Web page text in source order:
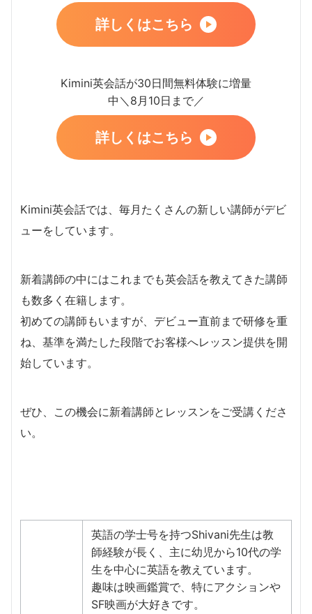
詳しくはこちら
Kimini英会話が30日間無料体験に増量
中＼8月10日まで／
詳しくはこちら
Kimini英会話では、毎月たくさんの新しい講師がデビ
ューをしています。
新着講師の中にはこれまでも英会話を教えてきた講師
も数多く在籍します。
​初めての講師もいますが、デビュー直前まで研修を重
ね、基準を満たした段階でお客様へレッスン提供を開
始しています。
​ぜひ、この機会に新着講師とレッスンをご受講くださ
い。
英語の学士号を持つShivani先生は教
師経験が長く、主に幼児から10代の学
生を中心に英語を教えています。
趣味は映画鑑賞で、特にアクションや
SF映画が大好きです。